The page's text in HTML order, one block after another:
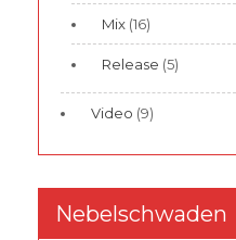
Mix (16)
Release (5)
Video (9)
Nebelschwaden